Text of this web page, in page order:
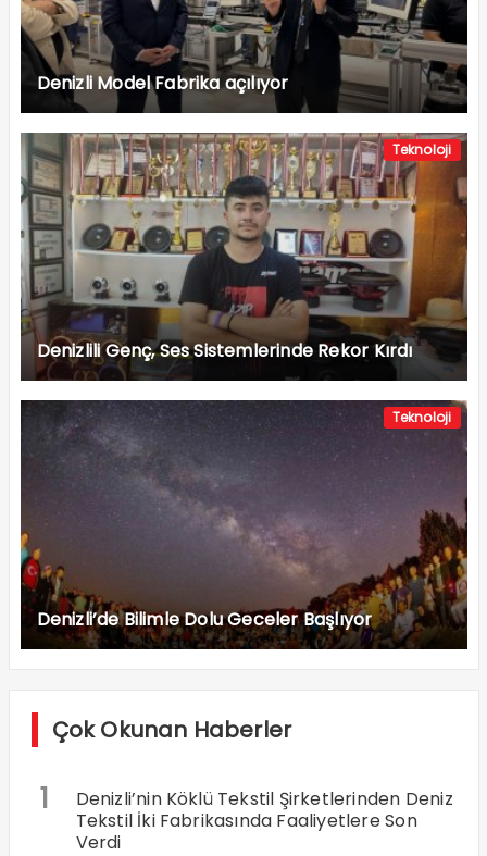
Denizli Model Fabrika açılıyor
Teknoloji
Denizlili Genç, Ses Sistemlerinde Rekor Kırdı
Teknoloji
Denizli’de Bilimle Dolu Geceler Başlıyor
Çok Okunan Haberler
1
Denizli’nin Köklü Tekstil Şirketlerinden Deniz
Tekstil İki Fabrikasında Faaliyetlere Son
Verdi